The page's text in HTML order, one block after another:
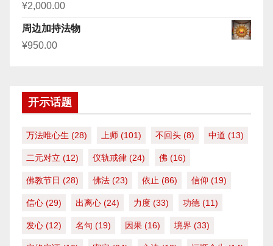
¥2,000.00
周边加持法物
¥950.00
开示话题
万法唯心生 (28) 上师 (101) 不回头 (8) 中道 (13)
二元对立 (12) 仪轨戒律 (24) 佛 (16)
佛教节日 (28) 佛法 (23) 依止 (86) 信仰 (19)
信心 (29) 出离心 (24) 力度 (33) 功德 (11)
发心 (12) 名句 (19) 因果 (16) 境界 (33)